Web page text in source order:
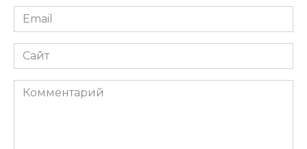
Email
*
Сайт
Комментарий